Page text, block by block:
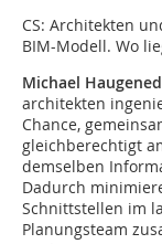
CS: Architekten
BIM-Modell. Wo
Michael
architekten
Chance,
gleichberechtigt
demselben
Dadurch
Schnittstellen im
Planungsteam